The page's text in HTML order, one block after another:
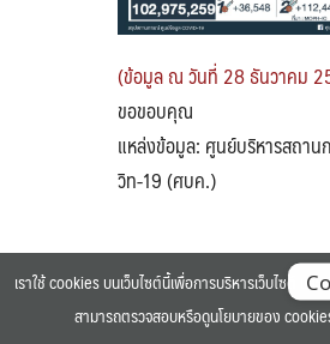
(ข้อมูล ณ วันที่ 28 ธันวาคม
ขอขอบคุณ
แหล่งข้อมูล: ศูนย์บริหารสถาน
วิท-19 (ศบค.)
©2025 BANGKOK UNIVERSITY. ALL
เราใช้ cookies บนเว็บไซต์นี้เพื่อการบริหารเว็บไซต์ แ
สามารถตรวจสอบหรือดูนโยบายของ